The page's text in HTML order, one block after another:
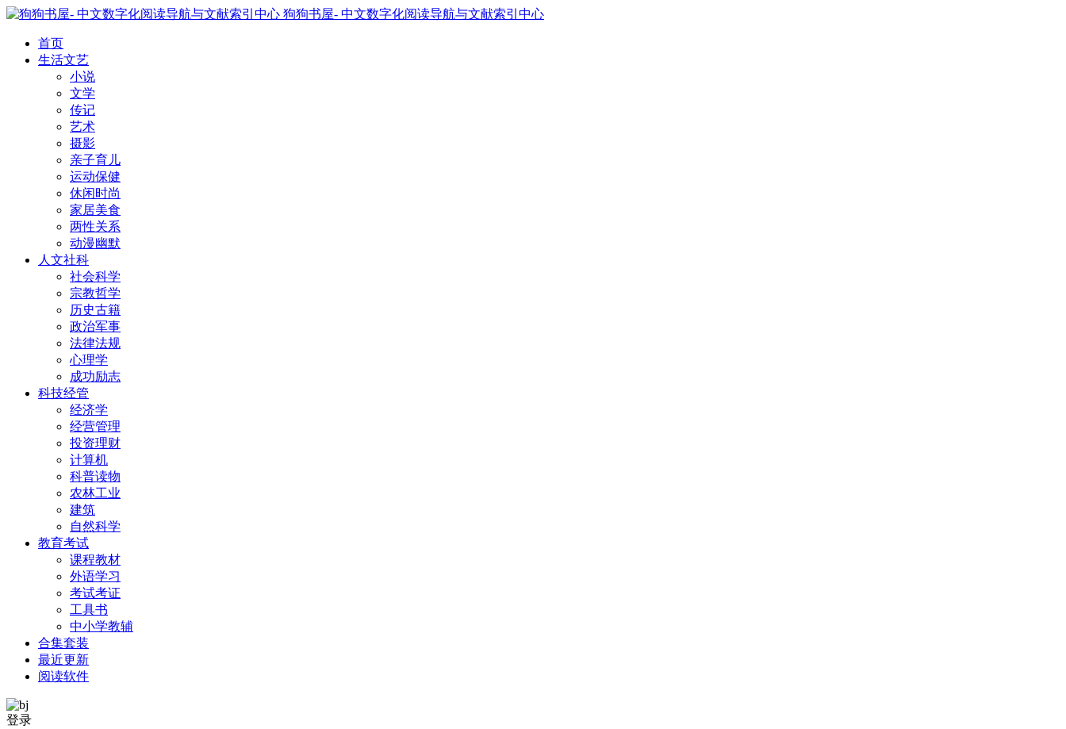
狗狗书屋- 中文数字化阅读导航与文献索引中心
首页
生活文艺
小说
文学
传记
艺术
摄影
亲子育儿
运动保健
休闲时尚
家居美食
两性关系
动漫幽默
人文社科
社会科学
宗教哲学
历史古籍
政治军事
法律法规
心理学
成功励志
科技经管
经济学
经营管理
投资理财
计算机
科普读物
农林工业
建筑
自然科学
教育考试
课程教材
外语学习
考试考证
工具书
中小学教辅
合集套装
最近更新
阅读软件
登录